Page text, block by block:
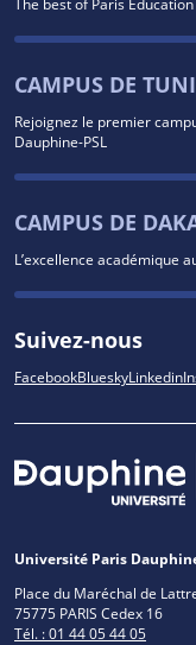
CAMPUS DE
Rejoignez le premier
Dauphine-PSL
CAMPUS DE
L’excellence académique
Suivez-nous
FacebookBlueskyLinkedin
Université Paris
Place du Maréchal de
75775 PARIS Cedex 16
Tél. : 01 44 05 44 05